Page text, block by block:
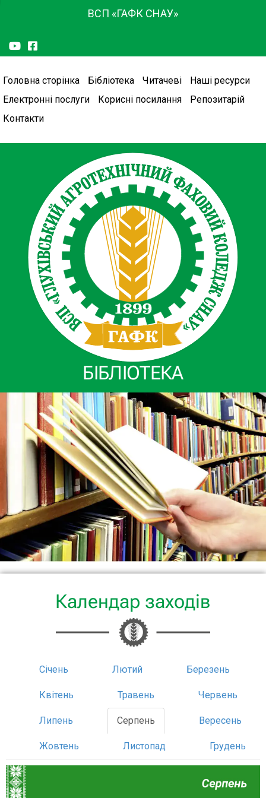
ВСП «ГАФК СНАУ»
Головна сторінка Бібліотека Читачеві
Наші ресурси
Електронні послуги
Корисні посилання
Репозитарій
Контакти
БІБЛІОТЕКА
Календар заходів
Січень Лютий Березень
Квітень Травень Червень
Липень Серпень Вересень
Жовтень Листопад Грудень